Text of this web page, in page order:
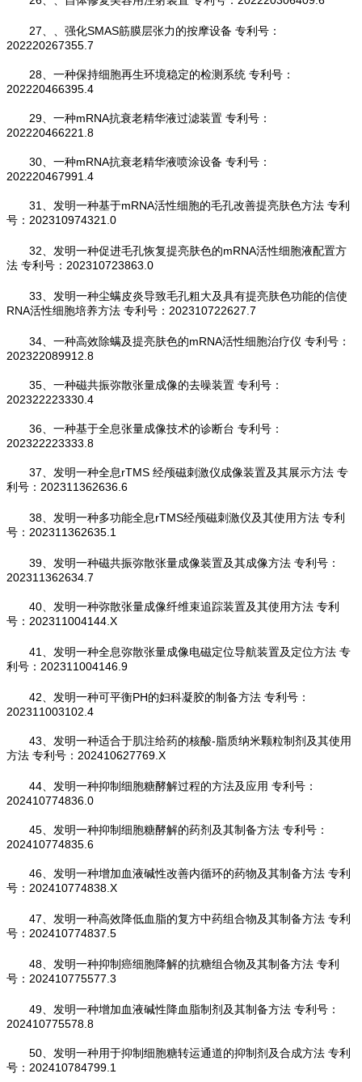
27、、强化SMAS筋膜层张力的按摩设备 专利号：
202220267355.7
28、一种保持细胞再生环境稳定的检测系统 专利号：
202220466395.4
29、一种mRNA抗衰老精华液过滤装置 专利号：
202220466221.8
30、一种mRNA抗衰老精华液喷涂设备 专利号：
202220467991.4
31、发明一种基于mRNA活性细胞的毛孔改善提亮肤色方法 专利
号：202310974321.0
32、发明一种促进毛孔恢复提亮肤色的mRNA活性细胞液配置方
法 专利号：202310723863.0
33、发明一种尘螨皮炎导致毛孔粗大及具有提亮肤色功能的信使
RNA活性细胞培养方法 专利号：202310722627.7
34、一种高效除螨及提亮肤色的mRNA活性细胞治疗仪 专利号：
202322089912.8
35、一种磁共振弥散张量成像的去噪装置 专利号：
202322223330.4
36、一种基于全息张量成像技术的诊断台 专利号：
202322223333.8
37、发明一种全息rTMS 经颅磁刺激仪成像装置及其展示方法 专
利号：202311362636.6
38、发明一种多功能全息rTMS经颅磁刺激仪及其使用方法 专利
号：202311362635.1
39、发明一种磁共振弥散张量成像装置及其成像方法 专利号：
202311362634.7
40、发明一种弥散张量成像纤维束追踪装置及其使用方法 专利
号：202311004144.X
41、发明一种全息弥散张量成像电磁定位导航装置及定位方法 专
利号：202311004146.9
42、发明一种可平衡PH的妇科凝胶的制备方法 专利号：
202311003102.4
43、发明一种适合于肌注给药的核酸‑脂质纳米颗粒制剂及其使用
方法 专利号：202410627769.X
44、发明一种抑制细胞糖酵解过程的方法及应用 专利号：
202410774836.0
45、发明一种抑制细胞糖酵解的药剂及其制备方法 专利号：
202410774835.6
46、发明一种增加血液碱性改善内循环的药物及其制备方法 专利
号：202410774838.X
47、发明一种高效降低血脂的复方中药组合物及其制备方法 专利
号：202410774837.5
48、发明一种抑制癌细胞降解的抗糖组合物及其制备方法 专利
号：202410775577.3
49、发明一种增加血液碱性降血脂制剂及其制备方法 专利号：
202410775578.8
50、发明一种用于抑制细胞糖转运通道的抑制剂及合成方法 专利
号：202410784799.1